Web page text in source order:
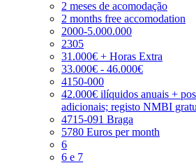
2 meses de acomodação
2 months free accomodation
2000-5.000.000
2305
31.000€ + Horas Extra
33.000€ - 46.000€
4150-000
42.000€ ilíquidos anuais +
adicionais; registo NMBI
4715-091 Braga
5780 Euros per month
6
6 e 7